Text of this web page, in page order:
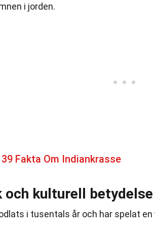
i jorden.
39 Fakta Om Indiankrasse
och kulturell betydelse
i tusentals år och har spelat